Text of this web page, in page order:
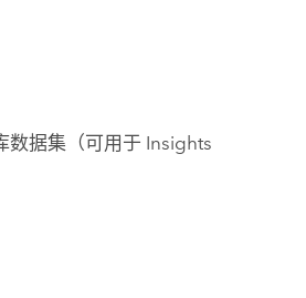
数据集 （可用于 Insights